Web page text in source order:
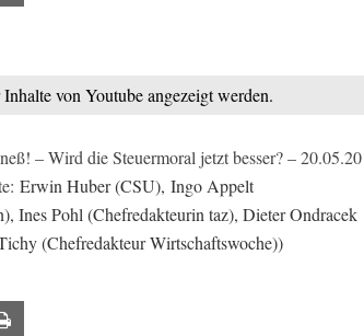
von Youtube angezeigt werden.
– Wird die Steuermoral jetzt besser? –
Erwin Huber (CSU), Ingo Appelt
Ines Pohl (Chefredakteurin taz), Dieter Ondracek
(Chefredakteur Wirtschaftswoche))